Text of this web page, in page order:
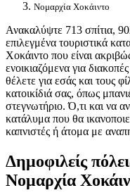
Νομαρχία Χοκάιντο
Ανακαλύψτε 713 σπίτια,
επιλεγμένα τουριστικά
Χοκάιντο που είναι
ενοικιαζόμενα για
θέλετε για εσάς και τους
κατοικίδιά σας, όπως
στεγνωτήριο. Ό,τι και να
κατάλυμα που θα
καπνιστές ή άτομα με
Δημοφιλείς
Νομαρχία